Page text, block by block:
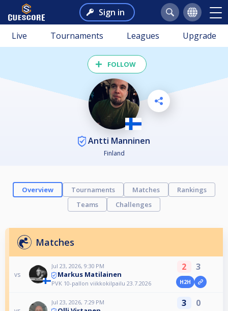
Sign in
Live Tournaments Leagues Upgrade
FOLLOW
Antti Manninen
Finland
Overview Tournaments Matches
Rankings
Teams
Challenges
Matches
vs
Jul 23, 2026, 9:30 PM
Markus Matilainen
PVK 10-pallon viikkokilpailu 23.7.2026
2 3
H2H
Jul 23, 2026, 7:29 PM 3 0